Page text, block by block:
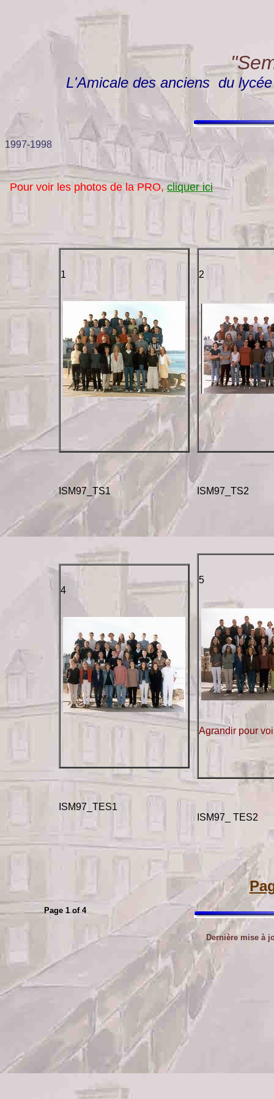
L'Amicale des anciens du
1997-1998
Pour voir les photos de la PRO,cliquer ici
1
ISM97_TS1
2
ISM97_TS2
4
ISM97_TES1
5
Agrandir pour
ISM97_ TES2
Page 1 of 4
Dernière mise à